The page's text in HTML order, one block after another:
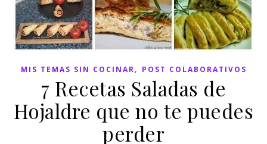
MIS TEMAS SIN COCINAR, POST COLABORATIVOS
7 Recetas Saladas de
Hojaldre que no te puedes
perder